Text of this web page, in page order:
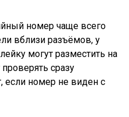
номер чаще всего
вблизи разъёмов, у
могут разместить на
сразу
если номер не виден с